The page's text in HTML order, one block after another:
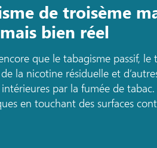
de troisème
bien réel
que le tabagisme passif,
la nicotine résiduelle et
par la fumée de
en touchant des surfaces